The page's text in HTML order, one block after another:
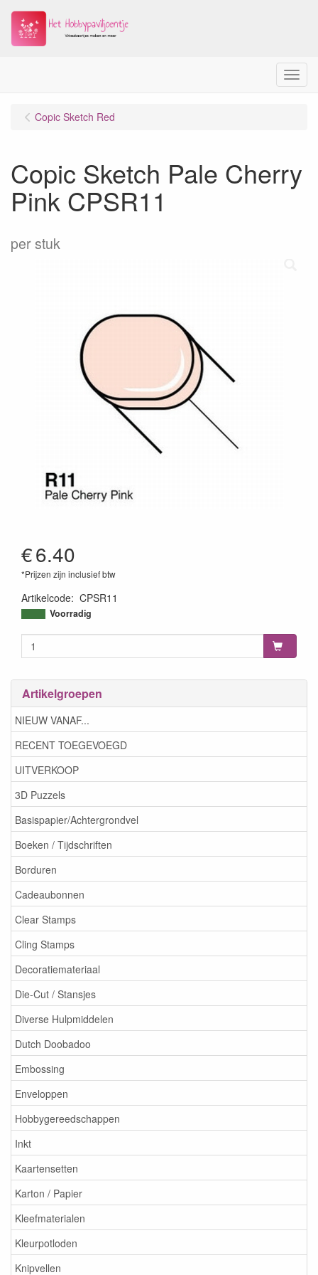
Menu
Artikelgroepen
NIEUW VANAF...
RECENT TOEGEVOEGD
UITVERKOOP
3D Puzzels
Basispapier/Achtergrondvel
Boeken / Tijdschriften
Borduren
Cadeaubonnen
Clear Stamps
Cling Stamps
Decoratiemateriaal
Die-Cut / Stansjes
Diverse Hulpmiddelen
Dutch Doobadoo
Embossing
Enveloppen
Hobbygereedschappen
Inkt
Kaartensetten
Karton / Papier
Kleefmaterialen
Kleurpotloden
Knipvellen
Copic Sketch Red
Copic Sketch Pale Cherry
Pink CPSR11
per stuk
€6.40
*Prijzen zijn inclusief btw
Artikelcode: CPSR11
4511338007198
Voorradig